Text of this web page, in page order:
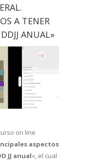
A TENER
ANUAL»
on line
aspectos
JJ anual«, el cual